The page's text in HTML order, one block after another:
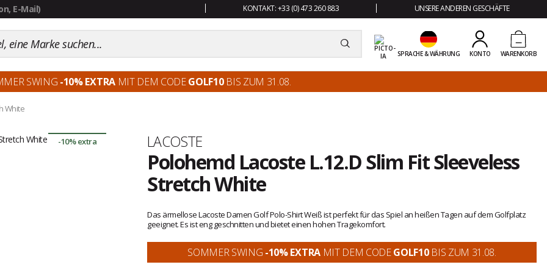
KONTAKT: +33 (0) 473 260 883 UNSERE ANDEREN GESCHÄFTE
SPRACHE & WÄHRUNG KONTO WARENKORB
SWING -10% EXTRAMIT DEM CODEGOLF10BIS ZUM 31.08.
White
-10% extra Marke
LACOSTE
Polohemd Lacoste L.12.D Slim Fit Sleeveless
Stretch White
Das ärmellose Lacoste Damen Golf Polo-Shirt Weiß ist perfekt für das Spiel an heißen Tagen auf dem Golfplatz
geeignet. Es ist eng geschnitten und bietet einen hohen Tragekomfort.
SOMMER SWING -10% EXTRAMIT DEM CODEGOLF10BIS ZUM 31.08.